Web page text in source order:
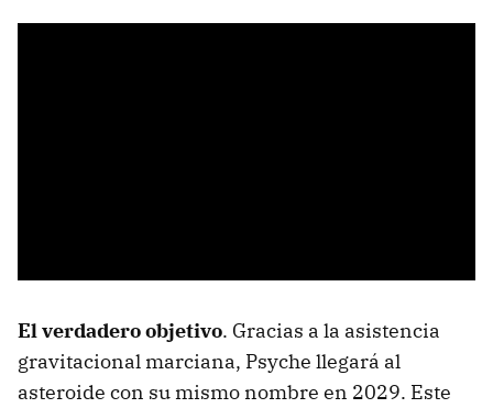
El verdadero objetivo. Gracias a la asistencia
gravitacional marciana, Psyche llegará al
asteroide con su mismo nombre en 2029. Este